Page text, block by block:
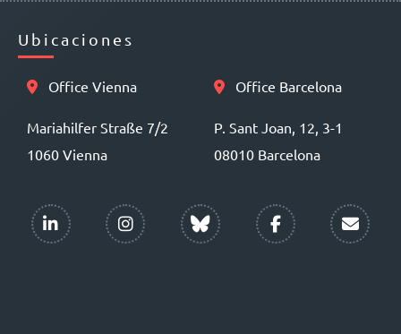
Ubicaciones
Office Vienna
Mariahilfer Straße 7/2
1060 Vienna
Office Barcelona
P. Sant Joan, 12, 3-1
08010 Barcelona